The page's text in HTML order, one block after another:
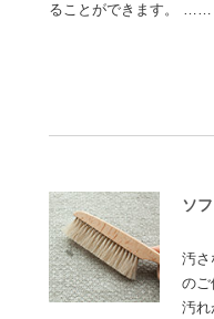
ることができます。 ……
ソ
汚さ
のご
汚れ